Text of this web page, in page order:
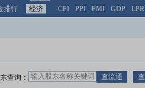
排行 经济 CPI PPI PMI GDP LPR
查询：